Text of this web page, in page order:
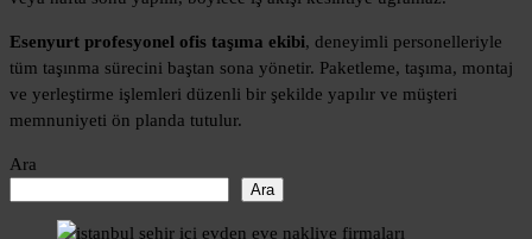
Esenyurt profesyonel ofis taşıma ekibi, deneyimli personelleriyle
tüm taşınma sürecini baştan sona yönetir. Paketleme, taşıma, montaj
ve yerleştirme işlemleri düzenli bir şekilde yapılır ve müşteri
memnuniyeti ön planda tutulur.
Ara
Ara